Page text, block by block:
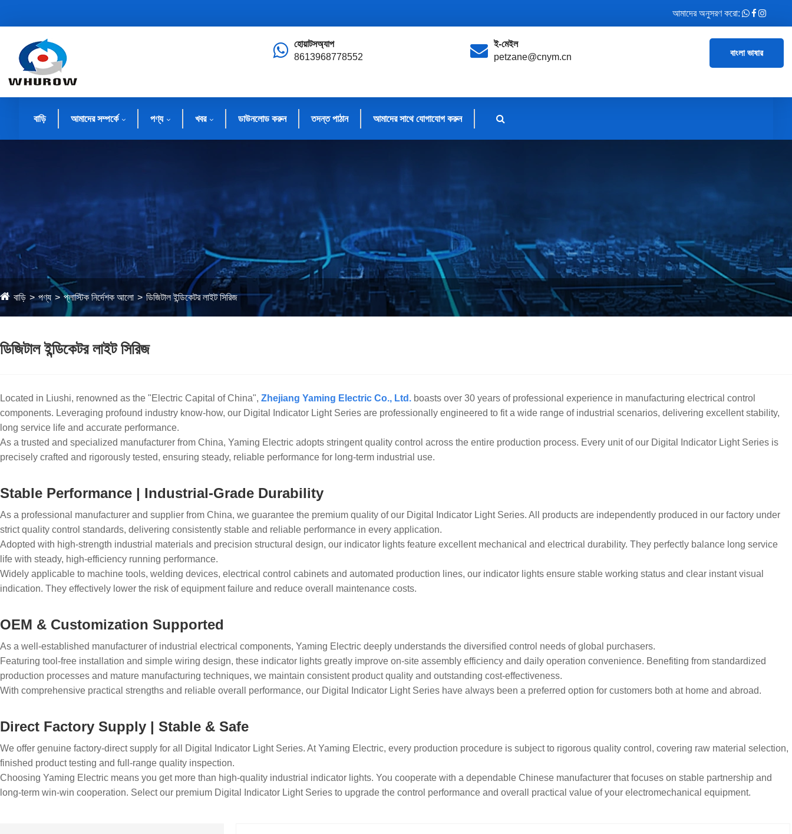
আমাদের অনুসরণ করো:
হোয়াটসঅ্যাপ
8613968778552
ই-মেইল
petzane@cnym.cn
বাংলা ভাষার
বাড়ি আমাদের সম্পর্কে পণ্য খবর ডাউনলোড করুন তদন্ত পাঠান আমাদের সাথে যোগাযোগ করুন
বাড়ি পণ্য প্লাস্টিক নির্দেশক আলো ডিজিটাল ইন্ডিকেটর লাইট সিরিজ
ডিজিটাল ইন্ডিকেটর লাইট সিরিজ
Located in Liushi, renowned as the "Electric Capital of China", Zhejiang Yaming Electric Co., Ltd. boasts over 30 years of professional experience in manufacturing electrical control
components. Leveraging profound industry know-how, our Digital Indicator Light Series are professionally engineered to fit a wide range of industrial scenarios, delivering excellent stability,
long service life and accurate performance.
As a trusted and specialized manufacturer from China, Yaming Electric adopts stringent quality control across the entire production process. Every unit of our Digital Indicator Light Series is
precisely crafted and rigorously tested, ensuring steady, reliable performance for long-term industrial use.
Stable Performance | Industrial-Grade Durability
As a professional manufacturer and supplier from China, we guarantee the premium quality of our Digital Indicator Light Series. All products are independently produced in our factory under
strict quality control standards, delivering consistently stable and reliable performance in every application.
Adopted with high-strength industrial materials and precision structural design, our indicator lights feature excellent mechanical and electrical durability. They perfectly balance long service
life with steady, high-efficiency running performance.
Widely applicable to machine tools, welding devices, electrical control cabinets and automated production lines, our indicator lights ensure stable working status and clear instant visual
indication. They effectively lower the risk of equipment failure and reduce overall maintenance costs.
OEM & Customization Supported
As a well-established manufacturer of industrial electrical components, Yaming Electric deeply understands the diversified control needs of global purchasers.
Featuring tool-free installation and simple wiring design, these indicator lights greatly improve on-site assembly efficiency and daily operation convenience. Benefiting from standardized
production processes and mature manufacturing techniques, we maintain consistent product quality and outstanding cost-effectiveness.
With comprehensive practical strengths and reliable overall performance, our Digital Indicator Light Series have always been a preferred option for customers both at home and abroad.
Direct Factory Supply | Stable & Safe
We offer genuine factory-direct supply for all Digital Indicator Light Series. At Yaming Electric, every production procedure is subject to rigorous quality control, covering raw material selection,
finished product testing and full-range quality inspection.
Choosing Yaming Electric means you get more than high-quality industrial indicator lights. You cooperate with a dependable Chinese manufacturer that focuses on stable partnership and
long-term win-win cooperation. Select our premium Digital Indicator Light Series to upgrade the control performance and overall practical value of your electromechanical equipment.